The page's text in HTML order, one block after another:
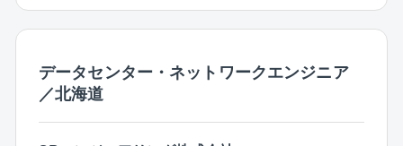
りになっておらず、担当したお客様に対して提案作業
＜採用部門概要＞
▼組織名称
ソリューション本部 ネットワーク構築部
源のオン/オフなど）を行います。
に基づき、現場作業（指示通りの電源のオン/オフな
ど）を行います。
れかのご経験
・データセンターやネットワークセンターでの設備の
運用、保守、構築のご経験
・海底ケーブルの敷設、保守、運用に関するご経験
データセンター・ネットワークエンジニア
／北海道